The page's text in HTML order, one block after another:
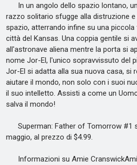
In un angolo dello spazio lontano,
razzo solitario sfugge alla distruzione
spazio, atterrando infine su una
città del Kansas. Una coppia gentile si
all'astronave aliena mentre la porta si
nome Jor-El, l'unico sopravvissuto del
Jor-El si adatta alla sua nuova casa, si
aiutare il mondo, non solo con i suoi
il suo intelletto. Assisti a come un
salva il mondo!
Superman: Father of Tomorrow #1
maggio, al prezzo di $4.99.
Informazioni su Amie